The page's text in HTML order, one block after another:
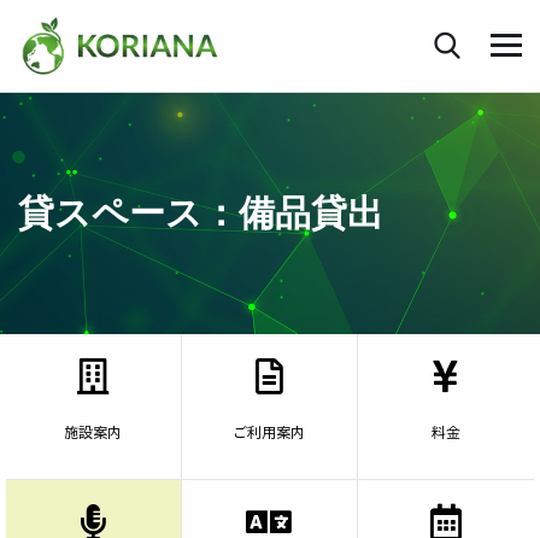
貸スペース：備品貸出
施設案内 ご利用案内 料金